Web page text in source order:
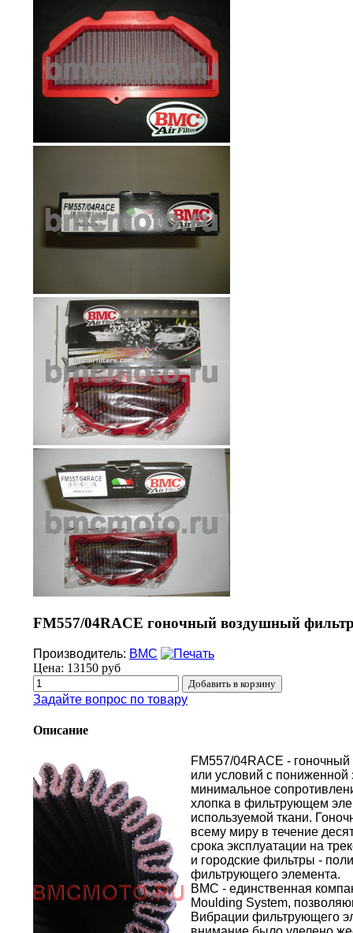
FM557/04RACE гоночный воздушный фильтр
Производитель: BMC
Цена: 13150 руб
Задайте вопрос по товару
Описание
FM557/04RACE -
или условий с
минимальное
хлопка в фильтрующем
используемой ткани.
всему миру в течение
срока эксплуатации на
и городские фильтры -
фильтрующего элемента.
BMC - единственная
Moulding System,
Вибрации фильтрующего